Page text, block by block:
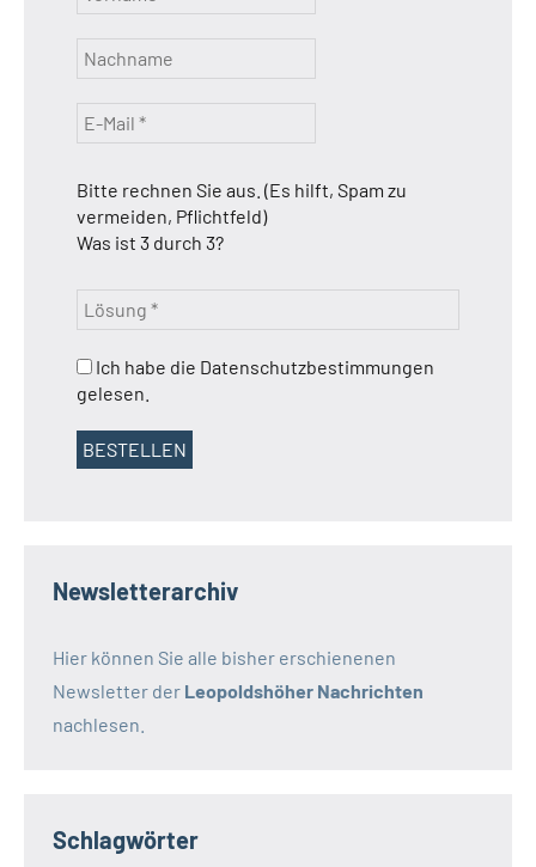
Bitte rechnen Sie aus. (Es hilft, Spam zu
vermeiden, Pflichtfeld)
Was ist 3 durch 3?
Ich habe die Datenschutzbestimmungen
gelesen.
Newsletterarchiv
Hier können Sie alle bisher erschienenen
Newsletter der Leopoldshöher Nachrichten
nachlesen.
Schlagwörter